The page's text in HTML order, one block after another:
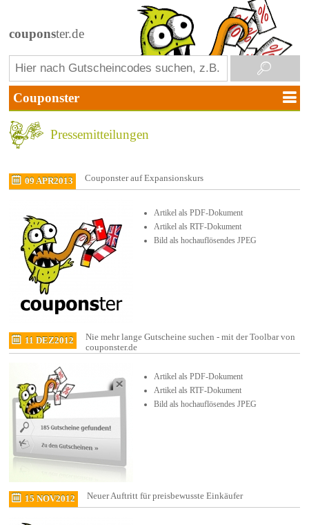
couponster.de
Pressemitteilungen
09 APR2013 Couponster auf Expansionskurs
Artikel als PDF-Dokument
Artikel als RTF-Dokument
Bild als hochauflösendes JPEG
11 DEZ2012
Nie mehr lange Gutscheine suchen - mit der Toolbar von
couponster.de
Artikel als PDF-Dokument
Artikel als RTF-Dokument
Bild als hochauflösendes JPEG
15 NOV2012 Neuer Auftritt für preisbewusste Einkäufer